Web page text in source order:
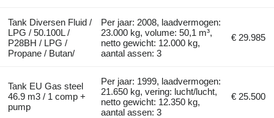
Tank Diversen Fluid /
LPG / 50.100L /
P28BH / LPG /
Propane / Butan/
Per jaar: 2008, laadvermogen:
23.000 kg, volume: 50,1 m³,
netto gewicht: 12.000 kg,
aantal assen: 3
€ 29.985
Tank EU Gas steel
46.9 m3 / 1 comp +
pump
Per jaar: 1999, laadvermogen:
21.650 kg, vering: lucht/lucht,
netto gewicht: 12.350 kg,
aantal assen: 3
€ 25.500